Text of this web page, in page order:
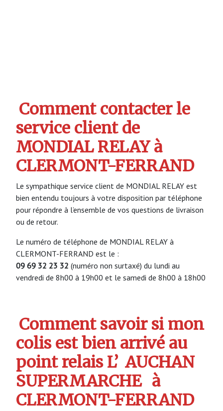
Comment contacter le
service client de
MONDIAL RELAY à
CLERMONT-FERRAND
Le sympathique service client de MONDIAL RELAY est
bien entendu toujours à votre disposition par téléphone
pour répondre à l’ensemble de vos questions de livraison
ou de retour.
Le numéro de téléphone de MONDIAL RELAY à
CLERMONT-FERRAND est le :
09 69 32 23 32 (numéro non surtaxé) du lundi au
vendredi de 8h00 à 19h00 et le samedi de 8h00 à 18h00
Comment savoir si mon
colis est bien arrivé au
point relais L’ AUCHAN
SUPERMARCHE à
CLERMONT-FERRAND